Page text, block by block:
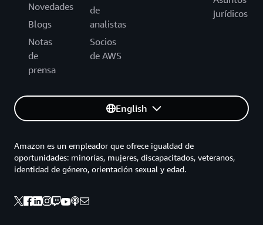
Novedades
Blogs
Notas
de
prensa
de
analistas
Socios
de AWS
jurídicos
English
Amazon es un empleador que ofrece igualdad de
oportunidades: minorías, mujeres, discapacitados, veteranos,
identidad de género, orientación sexual y edad.